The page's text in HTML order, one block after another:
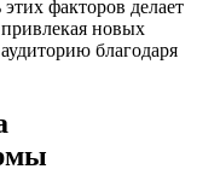
факторов делает
новых
благодаря